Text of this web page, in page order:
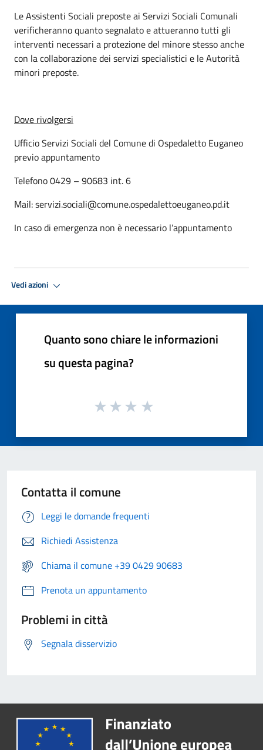
Le Assistenti Sociali preposte ai Servizi Sociali Comunali
verificheranno quanto segnalato e attueranno tutti gli
interventi necessari a protezione del minore stesso anche
con la collaborazione dei servizi specialistici e le Autorità
minori preposte.
Dove rivolgersi
Ufficio Servizi Sociali del Comune di Ospedaletto Euganeo
previo appuntamento
Telefono 0429 – 90683 int. 6
Mail: servizi.sociali@comune.ospedalettoeuganeo.pd.it
In caso di emergenza non è necessario l’appuntamento
Vedi azioni
Quanto sono chiare le informazioni
su questa pagina?
Contatta il comune
Leggi le domande frequenti
Richiedi Assistenza
Chiama il comune +39 0429 90683
Prenota un appuntamento
Problemi in città
Segnala disservizio